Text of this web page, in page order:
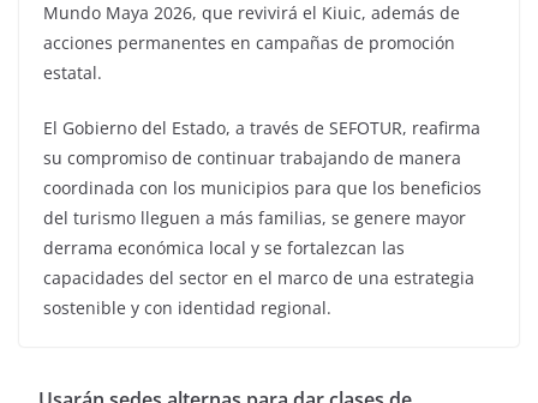
Mundo Maya 2026, que revivirá el Kiuic, además de
acciones permanentes en campañas de promoción
estatal.
El Gobierno del Estado, a través de SEFOTUR, reafirma
su compromiso de continuar trabajando de manera
coordinada con los municipios para que los beneficios
del turismo lleguen a más familias, se genere mayor
derrama económica local y se fortalezcan las
capacidades del sector en el marco de una estrategia
sostenible y con identidad regional.